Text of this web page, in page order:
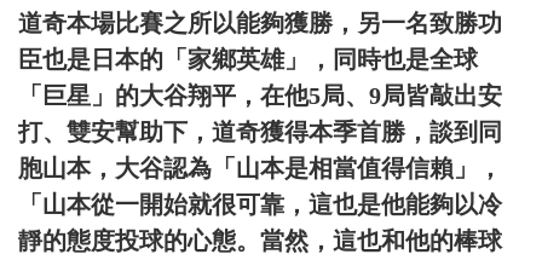
道奇本場比賽之所以能夠獲勝，另一名致勝功
臣也是日本的「家鄉英雄」，同時也是全球
「巨星」的大谷翔平，在他5局、9局皆敲出安
打、雙安幫助下，道奇獲得本季首勝，談到同
胞山本，大谷認為「山本是相當值得信賴」，
「山本從一開始就很可靠，這也是他能夠以冷
靜的態度投球的心態。當然，這也和他的棒球